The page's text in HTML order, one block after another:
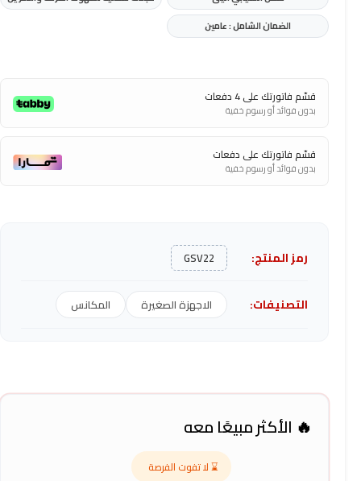
الضمان الشامل : عامين
قسّم فاتورتك على 4 دفعات
بدون فوائد أو رسوم خفية
قسّم فاتورتك على دفعات
بدون فوائد أو رسوم خفية
رمز المنتج: GSV22
التصنيفات: الاجهزة الصغيرة المكانس
🔥 الأكثر مبيعًا معه
⌛ لا تفوت الفرصة